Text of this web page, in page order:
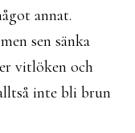
annat.
sen sänka
vitlöken och
inte bli brun